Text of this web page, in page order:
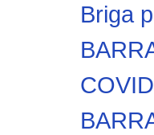
Briga